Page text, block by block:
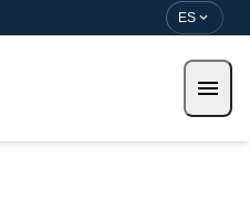
ES expand_more
menu